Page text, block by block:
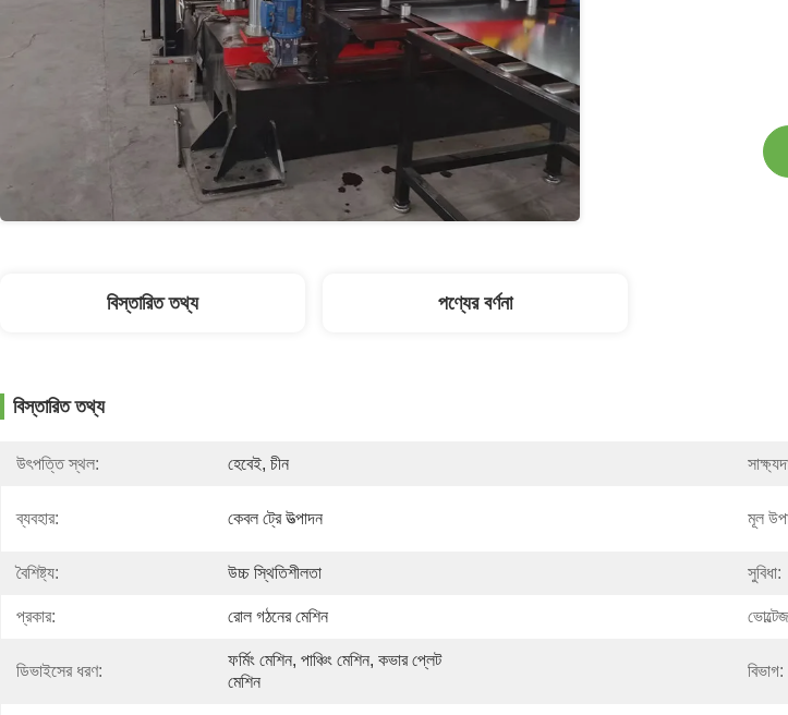
বিস্তারিত তথ্য পণ্যের বর্ণনা
বিস্তারিত তথ্য
উৎপত্তি স্থল: হেবেই, চীন
ব্যবহার: কেবল ট্রে উত্পাদন মূল
বৈশিষ্ট্য: উচ্চ স্থিতিশীলতা সুবিধা:
প্রকার: রোল গঠনের মেশিন
ডিভাইসের ধরণ:
ফর্মিং মেশিন, পাঞ্চিং মেশিন, কভার প্লেট
মেশিন
বিভাগ: